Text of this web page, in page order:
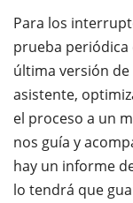
Para los
prueba periódica
última versión de
asistente,
el proceso a un
nos guía y
hay un informe
lo tendrá que